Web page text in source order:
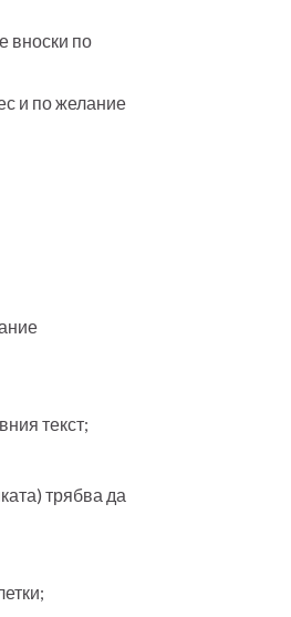
вноски по
и по желание
текст;
трябва да